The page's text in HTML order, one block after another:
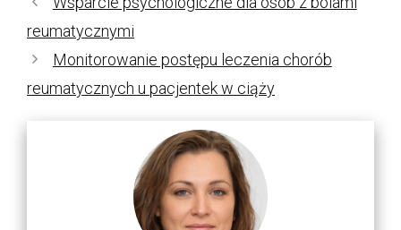
reumatycznymi
Monitorowanie postępu leczenia chorób
reumatycznych u pacjentek w ciąży